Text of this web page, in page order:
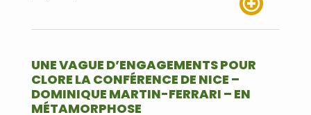
UNE VAGUE D’ENGAGEMENTS POUR
CLORE LA CONFÉRENCE DE NICE –
DOMINIQUE MARTIN-FERRARI – EN
MÉTAMORPHOSE